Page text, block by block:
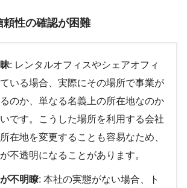
頼性の確認が困難
: レンタルオフィスやシェアオフィ
いる場合、実際にその場所で事業が
のか、単なる名義上の所在地なのか
です。こうした場所を利用する会社
在地を変更することも容易なため、
不透明になることがあります。
不明瞭: 本社の実態がない場合、ト